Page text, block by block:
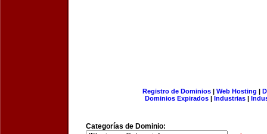
Registro de Dominios| Web Hosting |
Dominios Expirados | Industrias |
Categorías de Dominio: